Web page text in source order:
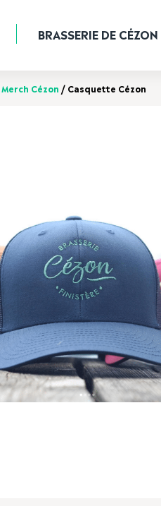
BRASSERIE DE CÉZON
Merch Cézon / Casquette Cézon